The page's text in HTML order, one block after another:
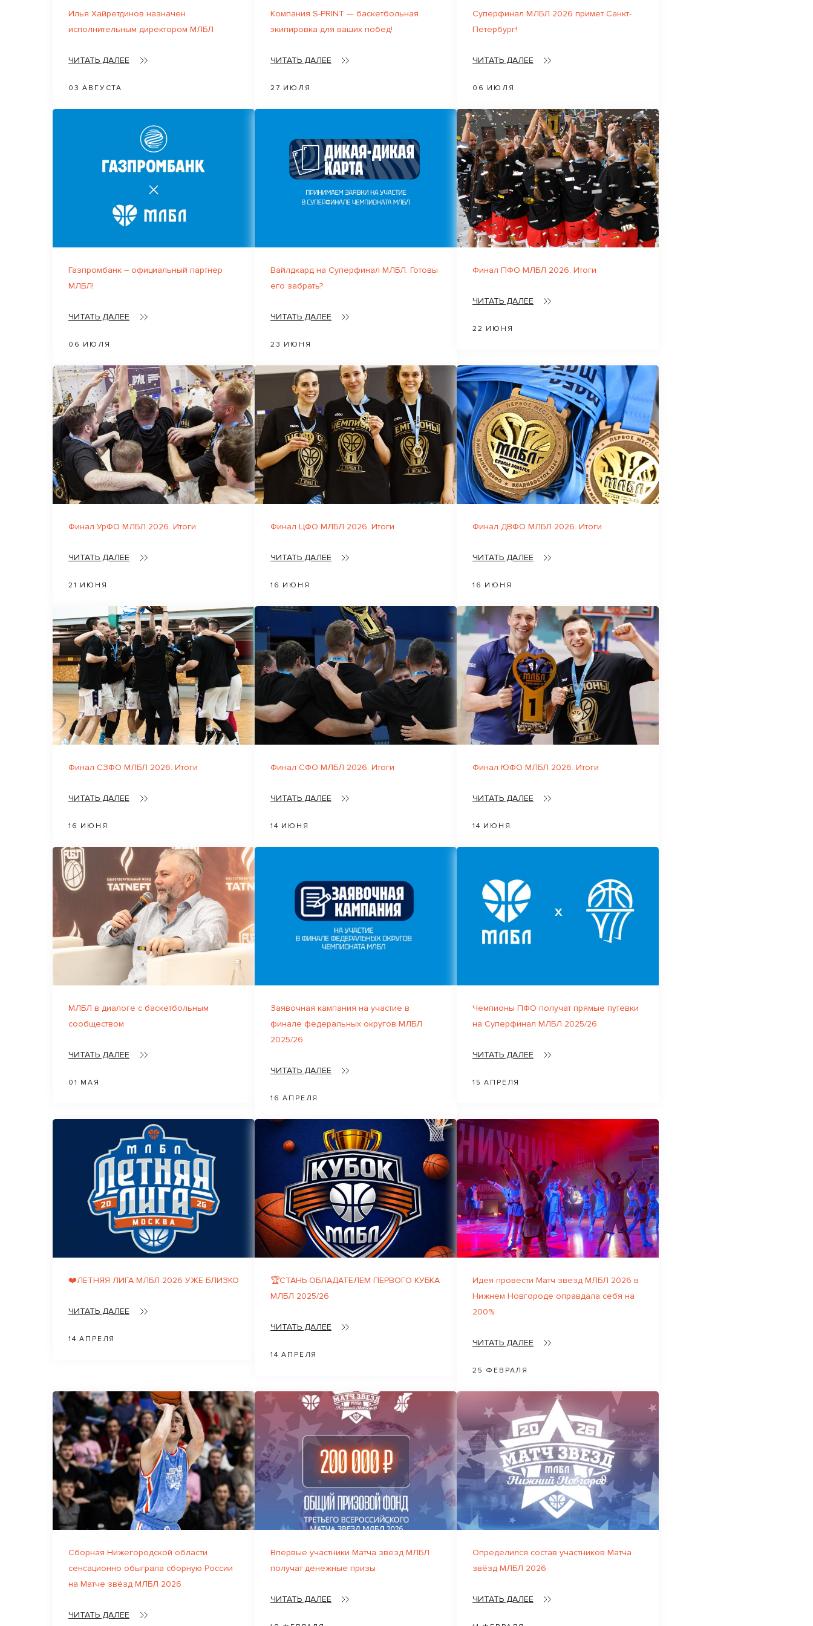
Илья Хайретдинов назначен
исполнительным директором МЛБЛ
ЧИТАТЬ ДАЛЕЕ
03 АВГУСТА
Компания S-PRINT — баскетбольная
экипировка для ваших побед!
ЧИТАТЬ ДАЛЕЕ
27 ИЮЛЯ
Суперфинал МЛБЛ 2026 примет Санкт-
Петербург!
ЧИТАТЬ ДАЛЕЕ
06 ИЮЛЯ
Газпромбанк – официальный партнер
МЛБЛ!
ЧИТАТЬ ДАЛЕЕ
06 ИЮЛЯ
Вайлдкард на Суперфинал МЛБЛ. Готовы
его забрать?
ЧИТАТЬ ДАЛЕЕ
23 ИЮНЯ
Финал ПФО МЛБЛ 2026. Итоги
ЧИТАТЬ ДАЛЕЕ
22 ИЮНЯ
Финал УрФО МЛБЛ 2026. Итоги
ЧИТАТЬ ДАЛЕЕ
21 ИЮНЯ
Финал ЦФО МЛБЛ 2026. Итоги
ЧИТАТЬ ДАЛЕЕ
16 ИЮНЯ
Финал ДВФО МЛБЛ 2026. Итоги
ЧИТАТЬ ДАЛЕЕ
16 ИЮНЯ
Финал СЗФО МЛБЛ 2026. Итоги
ЧИТАТЬ ДАЛЕЕ
16 ИЮНЯ
Финал СФО МЛБЛ 2026. Итоги
ЧИТАТЬ ДАЛЕЕ
14 ИЮНЯ
Финал ЮФО МЛБЛ 2026. Итоги
ЧИТАТЬ ДАЛЕЕ
14 ИЮНЯ
МЛБЛ в диалоге с баскетбольным
сообществом
ЧИТАТЬ ДАЛЕЕ
01 МАЯ
Заявочная кампания на участие в
финале федеральных округов МЛБЛ
2025/26
ЧИТАТЬ ДАЛЕЕ
16 АПРЕЛЯ
Чемпионы ПФО получат прямые путевки
на Суперфинал МЛБЛ 2025/26
ЧИТАТЬ ДАЛЕЕ
15 АПРЕЛЯ
❤️ЛЕТНЯЯ ЛИГА МЛБЛ 2026 УЖЕ БЛИЗКО
ЧИТАТЬ ДАЛЕЕ
14 АПРЕЛЯ
🏆СТАНЬ ОБЛАДАТЕЛЕМ ПЕРВОГО КУБКА
МЛБЛ 2025/26
ЧИТАТЬ ДАЛЕЕ
14 АПРЕЛЯ
Идея провести Матч звезд МЛБЛ 2026 в
Нижнем Новгороде оправдала себя на
200%
ЧИТАТЬ ДАЛЕЕ
25 ФЕВРАЛЯ
Сборная Нижегородской области
сенсационно обыграла сборную России
на Матче звёзд МЛБЛ 2026
ЧИТАТЬ ДАЛЕЕ
Впервые участники Матча звезд МЛБЛ
получат денежные призы
ЧИТАТЬ ДАЛЕЕ
Определился состав участников Матча
звёзд МЛБЛ 2026
ЧИТАТЬ ДАЛЕЕ